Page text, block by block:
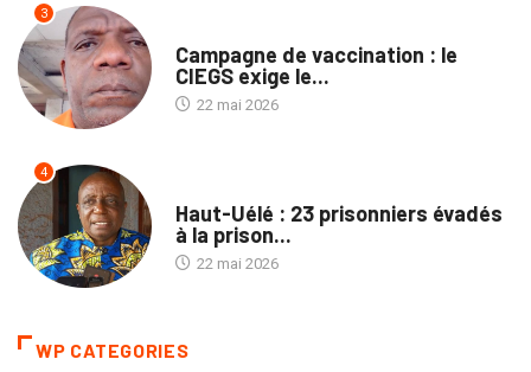
3
Campagne de vaccination : le
CIEGS exige le...
22 mai 2026
4
Haut-Uélé : 23 prisonniers évadés
à la prison...
22 mai 2026
WP CATEGORIES